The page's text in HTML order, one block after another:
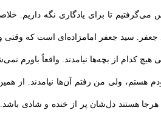
8 برویم سید جعفر. سید جعفر امامزاده‌ای است
ولی هیچ کدام از بچه‌ها نیامدند. واقعاً باورم
ولی من رفتم آن‌ها نیامدند. از
هرجا هستند دل‌‌شان پر از خنده و شادی